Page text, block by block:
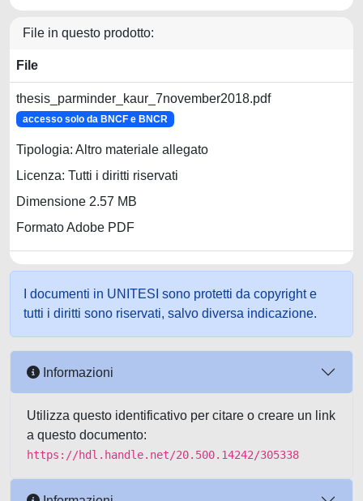
File in questo prodotto:
File
thesis_parminder_kaur_7november2018.pdf
accesso solo da BNCF e BNCR
Tipologia: Altro materiale allegato
Licenza: Tutti i diritti riservati
Dimensione 2.57 MB
Formato Adobe PDF
I documenti in UNITESI sono protetti da copyright e
tutti i diritti sono riservati, salvo diversa indicazione.
Informazioni
Utilizza questo identificativo per citare o creare un link
a questo documento:
https://hdl.handle.net/20.500.14242/305338